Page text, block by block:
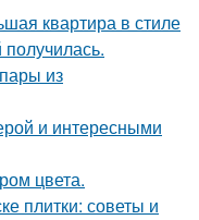
квартира в стиле
получилась.
из
и интересными
цвета.
плитки: советы и